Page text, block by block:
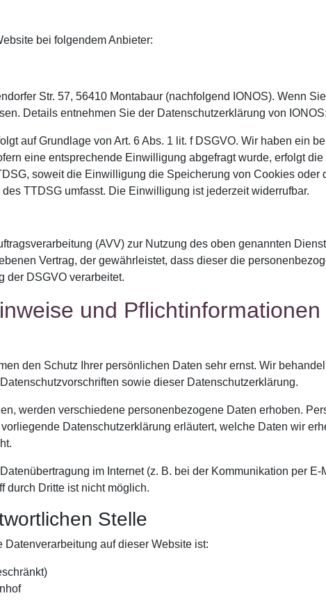
bei folgendem Anbieter:
Str. 57, 56410 Montabaur (nachfolgend IONOS). Wenn
Details entnehmen Sie der Datenschutzerklärung von IONOS:
auf Grundlage von Art. 6 Abs. 1 lit. f DSGVO. Wir haben ein
eine entsprechende Einwilligung abgefragt wurde, erfolgt
soweit die Einwilligung die Speicherung von Cookies
TTDSG umfasst. Die Einwilligung ist jederzeit widerrufbar.
(AVV) zur Nutzung des oben genannten
Vertrag, der gewährleistet, dass dieser die
der DSGVO verarbeitet.
und Pflicht­informationen
den Schutz Ihrer persönlichen Daten sehr ernst. Wir
sowie dieser Datenschutzerklärung.
werden verschiedene personenbezogene Daten erhoben.
Datenschutzerklärung erläutert, welche Daten wir
im Internet (z. B. bei der Kommunikation per
durch Dritte ist nicht möglich.
Stelle
auf dieser Website ist: